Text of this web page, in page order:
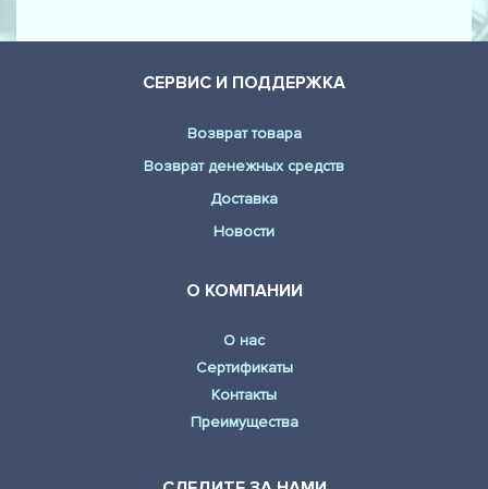
СЕРВИС И ПОДДЕРЖКА
Возврат товара
Возврат денежных средств
Доставка
Новости
О КОМПАНИИ
О нас
Сертификаты
Контакты
Преимущества